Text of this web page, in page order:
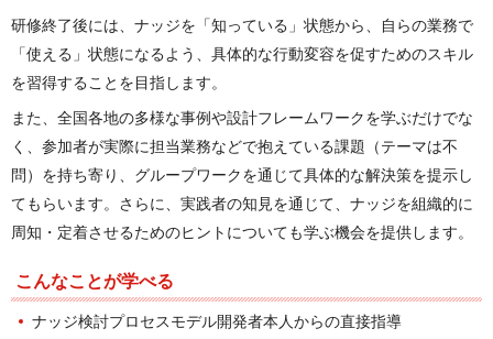
研修終了後には、ナッジを「知っている」状態から、自らの業務で
「使える」状態になるよう、具体的な行動変容を促すためのスキル
を習得することを目指します。
また、全国各地の多様な事例や設計フレームワークを学ぶだけでな
く、参加者が実際に担当業務などで抱えている課題（テーマは不
問）を持ち寄り、グループワークを通じて具体的な解決策を提示し
てもらいます。さらに、実践者の知見を通じて、ナッジを組織的に
周知・定着させるためのヒントについても学ぶ機会を提供します。
こんなことが学べる
ナッジ検討プロセスモデル開発者本人からの直接指導